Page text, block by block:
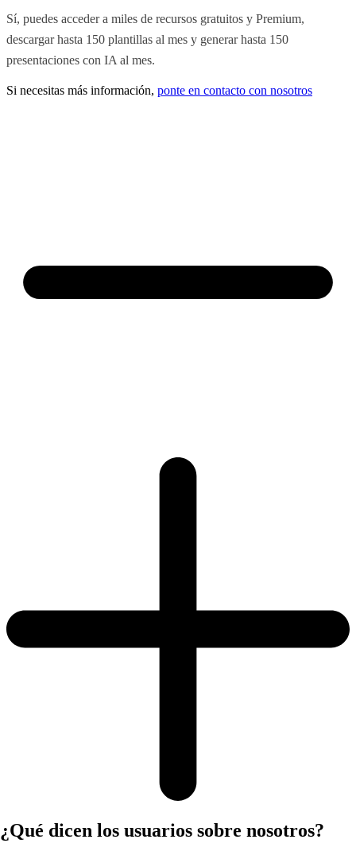
Sí, puedes acceder a miles de recursos gratuitos y Premium,
descargar hasta 150 plantillas al mes y generar hasta 150
presentaciones con IA al mes.
Si necesitas más información, ponte en contacto con nosotros
¿Qué dicen los usuarios sobre nosotros?